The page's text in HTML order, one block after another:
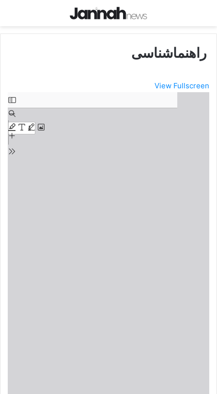
راهنماشناسی
View Fullscreen